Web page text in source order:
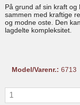
På grund af sin kraft
sammen med kraftige
og modne oste. Den
lagdelte kompleksitet.
Model/Varenr.: 6713